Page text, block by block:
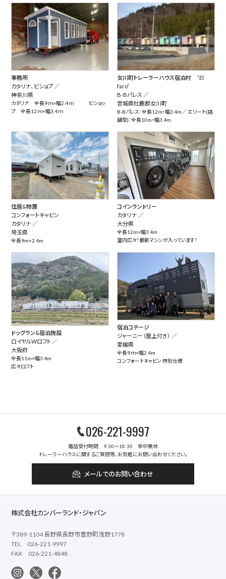
事務所
カタリナ、ビショプ ／
神奈川県
カタリナ 全長9ｍ×幅2.4ｍ ビショッ
プ 全長12ｍ×幅3.4ｍ
女川町トレーラーハウス宿泊村 “El
faro”
B-Bパレス ／
宮城県牡鹿郡女川町
B-Bパレス：全長12m・幅3.4m／ エリート(店
舗型)：全長10m・幅3.4m
住居&物置
コンフォートキャビン
カタリナ ／
埼玉県
全長9m×2.4m
コインランドリー
カタリナ ／
大分県
全長12m×幅3.4m
室内広々！最新マシンが入っています！
ドッグラン&宿泊施設
ロイヤルWロフト ／
大阪府
全長11m×幅3.4m
広々ロフト
宿泊コテージ
ジャーニー（屋上付き） ／
愛媛県
全長9ｍ×幅2.4m
コンフォートキャビン 特別仕様
026-221-9997
電話受付時間 9:30～18:30 年中無休
トレーラーハウスに関するご質問等、お気軽にお問い合わせください。
メールでのお問い合わせ
株式会社カンバーランド・ジャパン
〒389-1104 長野県長野市豊野町浅野1778
TEL 026-221-9997
FAX 026-221-4848